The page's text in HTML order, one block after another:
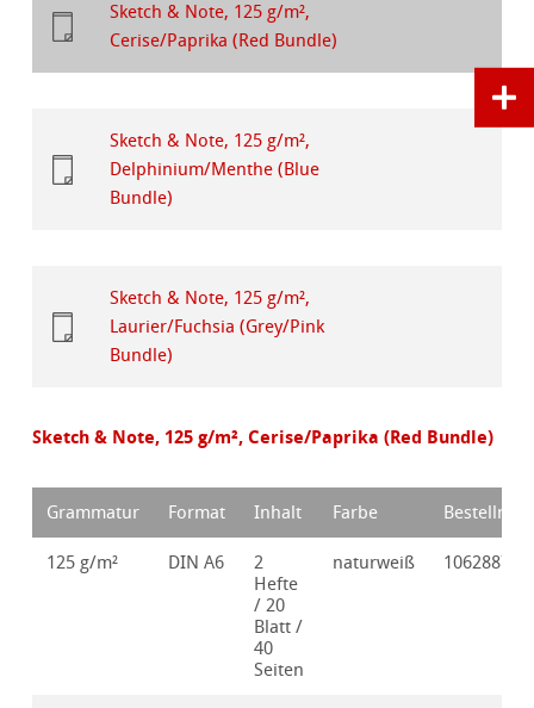
Sketch & Note, 125 g/m²,
Cerise/Paprika (Red Bundle)
Sketch & Note, 125 g/m²,
Delphinium/Menthe (Blue
Bundle)
Sketch & Note, 125 g/m²,
Laurier/Fuchsia (Grey/Pink
Bundle)
Sketch & Note, 125 g/m², Cerise/Paprika (Red Bundle)
Grammatur Format Inhalt Farbe Bestellnr.
125 g/m² DIN A6
2
Hefte
/ 20
Blatt /
40
Seiten
naturweiß 10628870